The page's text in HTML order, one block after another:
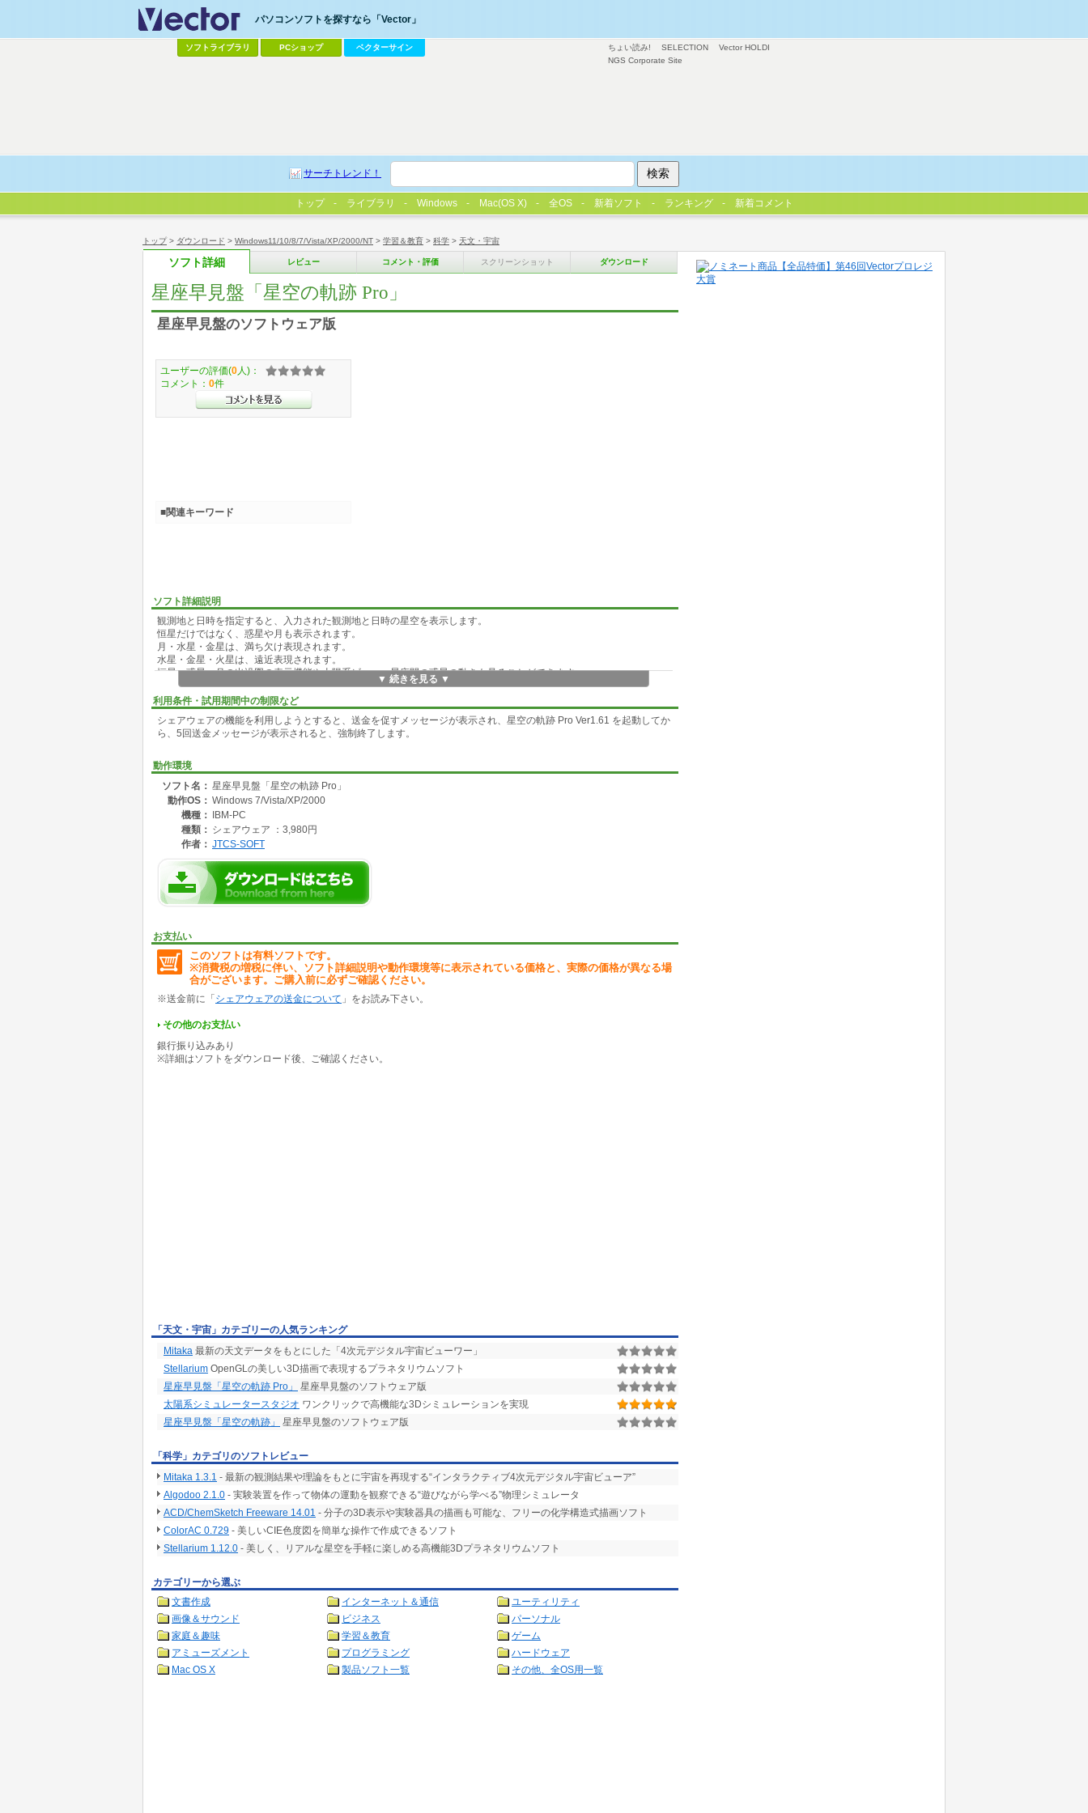
トップ> ダウンロード > Windows11/10/8/7/Vista/XP/2000/NT > 学習＆教育 > 科学 > 天文・宇宙
ソフト詳細 レビュー コメント・評価 スクリーンショット ダウンロード
星座早見盤「星空の軌跡 Pro」
星座早見盤のソフトウェア版
ソフト詳細説明
観測地と日時を指定すると、入力された観測地と日時の星空を表示します。
恒星だけではなく、惑星や月も表示されます。
月・水星・金星は、満ち欠け表現されます。
水星・金星・火星は、遠近表現されます。
恒星・惑星・月の出没図の表示機能や太陽系ビュー、星座間の惑星の動きも見ることができます。
▼ 続きを見る ▼
利用条件・試用期間中の制限など
シェアウェアの機能を利用しようとすると、送金を促すメッセージが表示され、星空の軌跡 Pro Ver1.61 を起動してか
ら、5回送金メッセージが表示されると、強制終了します。
動作環境
ソフト名： 星座早見盤「星空の軌跡 Pro」
動作OS： Windows 7/Vista/XP/2000
機種：
IBM-PC
種類： シェアウェア ：3,980円
作者： JTCS-SOFT
お支払い
このソフトは有料ソフトです。
※消費税の増税に伴い、ソフト詳細説明や動作環境等に表示されている価格と、実際の価格が異なる場
合がございます。ご購入前に必ずご確認ください。
※送金前に「 シェアウェアの送金について 」をお読み下さい。
その他のお支払い
銀行振り込みあり
※詳細はソフトをダウンロード後、ご確認ください。
ユーザーの評価(0 人)：
コメント： 0件
■関連キーワード
「天文・宇宙」カテゴリーの人気ランキング
Mitaka 最新の天文データをもとにした「4次元デジタル宇宙ビューワー」
Stellarium OpenGLの美しい3D描画で表現するプラネタリウムソフト
星座早見盤「星空の軌跡 Pro」
星座早見盤のソフトウェア版
太陽系シミュレータースタジオ ワンクリックで高機能な3Dシミュレーションを実現
星座早見盤「星空の軌跡」
星座早見盤のソフトウェア版
「科学」カテゴリのソフトレビュー
Mitaka 1.3.1 - 最新の観測結果や理論をもとに宇宙を再現する“インタラクティブ4次元デジタル宇宙ビューア”
Algodoo 2.1.0 - 実験装置を作って物体の運動を観察できる“遊びながら学べる”物理シミュレータ
ACD/ChemSketch Freeware 14.01 - 分子の3D表示や実験器具の描画も可能な、フリーの化学構造式描画ソフト
ColorAC 0.729 - 美しいCIE色度図を簡単な操作で作成できるソフト
Stellarium 1.12.0 - 美しく、リアルな星空を手軽に楽しめる高機能3Dプラネタリウムソフト
カテゴリーから選ぶ
文書作成
インターネット＆通信
ユーティリティ
画像＆サウンド
ビジネス
パーソナル
家庭＆趣味
学習＆教育
ゲーム
アミューズメント
プログラミング
ハードウェア
Mac OS X
製品ソフト一覧 その他、全OS用一覧
ちょい読み! SELECTION
Vector HOLDI
NGS Corporate Site
パソコンソフトを探すなら「Vector」
ソフトライブラリ PCショップ ベクターサイン
サーチトレンド！
トップ ライブラリ Windows Mac(OS X) 全OS 新着ソフト ランキング 新着コメント